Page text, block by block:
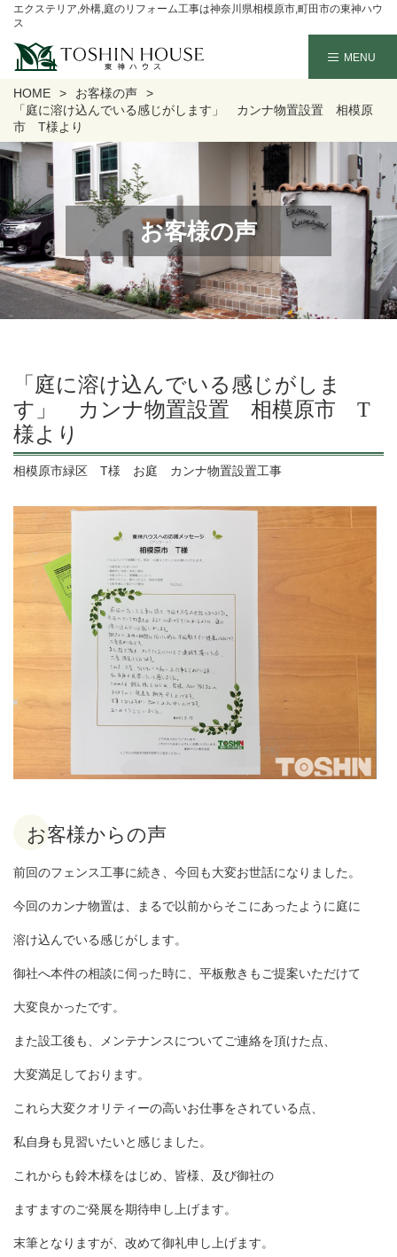
エクステリア,外構,庭のリフォーム工事は神奈川県相模原市,町田市の東神ハウ
ス
HOME
お客様の声
「庭に溶け込んでいる感じがします」 カンナ物置設置 相模原
市 T様より
お客様の声
「庭に溶け込んでいる感じがしま
す」 カンナ物置設置 相模原市 T
様より
相模原市緑区 T様 お庭 カンナ物置設置工事
お客様からの声
前回のフェンス工事に続き、今回も大変お世話になりました。
今回のカンナ物置は、まるで以前からそこにあったように庭に
溶け込んでいる感じがします。
御社へ本件の相談に伺った時に、平板敷きもご提案いただけて
大変良かったです。
また設工後も、メンテナンスについてご連絡を頂けた点、
大変満足しております。
これら大変クオリティーの高いお仕事をされている点、
私自身も見習いたいと感じました。
これからも鈴木様をはじめ、皆様、及び御社の
ますますのご発展を期待申し上げます。
末筆となりますが、改めて御礼申し上げます。